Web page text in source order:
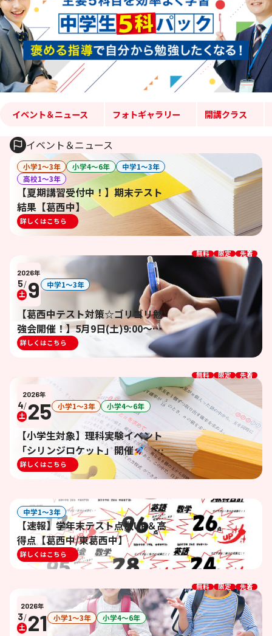
イベント＆ニュース フォトギャラリー 開講クラス
イベント＆ニュース
小学1〜3年 小学4〜6年
中学1〜3年
高校1〜3年
【夏期講習受付中！】期末テスト
結果【葛西中】
詳しくはこちら
2026年
5/9
土
中学1〜3年
【葛西中テスト対策☆ゴリゴリ勉
強会開催！】5月9日(土)9:00～
15:00 ※終了しました※
詳しくはこちら
無料 限定 先着
2026年
4/25
土
小学1〜3年 小学4〜6年
【小学生対象】理科実験イベント
「シリンジロケット」開催
4/25(土)16:00～17:00 ※終了し
ました※
詳しくはこちら
無料 限定 先着
中学1〜3年
【速報】学年末テスト点数UP＆高
得点【葛西中/東葛西中】
詳しくはこちら
2026年
3/ 21
土
小学1〜3年 小学4〜6年
無料 限定 先着